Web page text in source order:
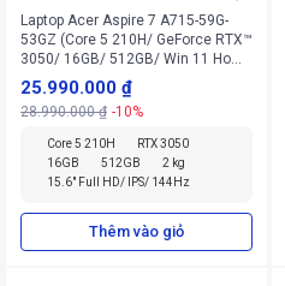
Laptop Acer Aspire 7 A715-59G-
53GZ (Core 5 210H/ GeForce RTX™
3050/ 16GB/ 512GB/ Win 11 Home
SL)
25.990.000 ₫
28.990.000 ₫ -10%
Core 5 210H
RTX 3050
16GB
512GB
2 kg
15.6" Full HD/ IPS/ 144Hz
Thêm vào giỏ